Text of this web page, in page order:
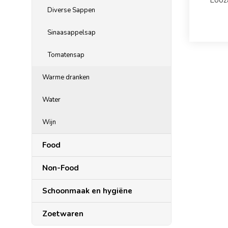
Diverse Sappen
Sinaasappelsap
Tomatensap
Warme dranken
Water
Wijn
Food
Non-Food
Schoonmaak en hygiëne
Zoetwaren